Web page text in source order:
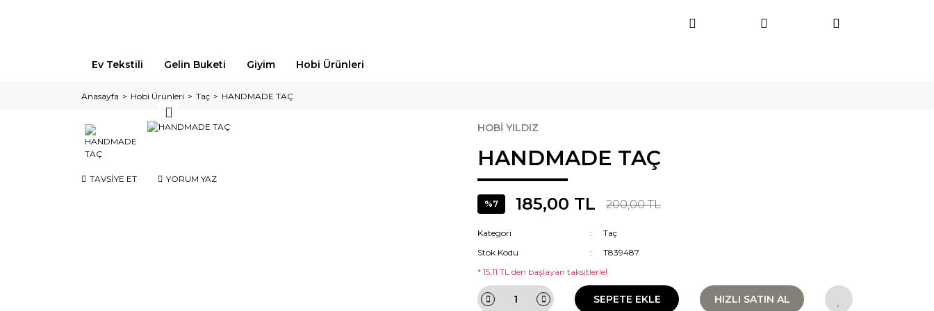
Ev Tekstili Gelin Buketi Giyim Hobi Ürünleri
Anasayfa Hobi Ürünleri Taç HANDMADE TAÇ
TAVSİYE ET YORUM YAZ
HOBİ YILDIZ
HANDMADE TAÇ
%7 185,00 TL 200,00 TL
Kategori
Taç
Stok Kodu
T839487
* 15,11 TL den başlayan taksitlerle!
SEPETE EKLE HIZLI SATIN AL